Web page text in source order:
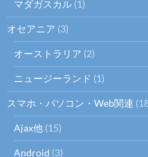
マダガスカル (1)
オセアニア (3)
オーストラリア (2)
ニュージーランド (1)
スマホ・パソコン・Web関連
Ajax他 (15)
Android (3)